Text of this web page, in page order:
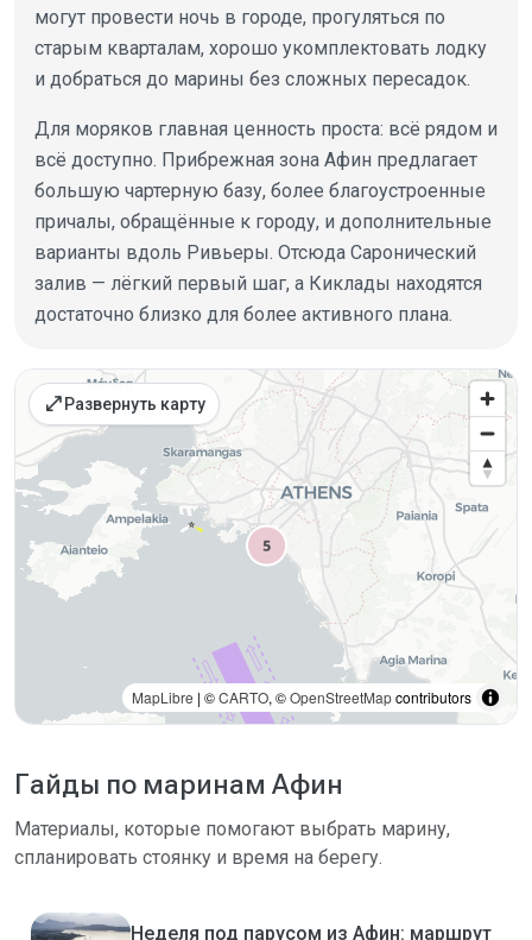
могут провести ночь в городе, прогуляться по
старым кварталам, хорошо укомплектовать лодку
и добраться до марины без сложных пересадок.
Для моряков главная ценность проста: всё рядом и
всё доступно. Прибрежная зона Афин предлагает
большую чартерную базу, более благоустроенные
причалы, обращённые к городу, и дополнительные
варианты вдоль Ривьеры. Отсюда Саронический
залив — лёгкий первый шаг, а Киклады находятся
достаточно близко для более активного плана.
Места на карте
open_in_full Развернуть карту
MapLibre | ©CARTO, ©OpenStreetMapcontributors
Гайды по маринам Афин
Материалы, которые помогают выбрать марину,
спланировать стоянку и время на берегу.
Неделя под парусом из Афин: маршрут